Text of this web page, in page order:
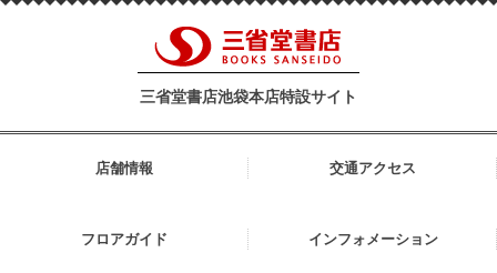
三省堂書店池袋本店特設サイト
店舗情報 交通アクセス
フロアガイド インフォメーション